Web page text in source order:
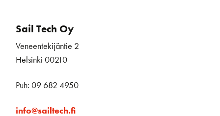
Sail Tech Oy
Veneentekijäntie 2
Helsinki 00210
Puh: 09 682 4950
info@sailtech.fi